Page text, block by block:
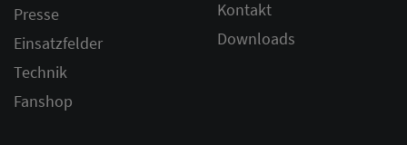
Presse
Einsatzfelder
Technik
Fanshop
Kontakt
Downloads